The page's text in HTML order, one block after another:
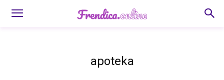
apoteka